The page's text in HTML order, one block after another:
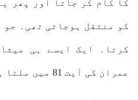
کا کام کر جاتا اور پھر
کو منتقل ہوجاتی تھی۔
کرتا۔ ایک ایسے ہی
عمران کی آیت 81 میں ملتا ہے: